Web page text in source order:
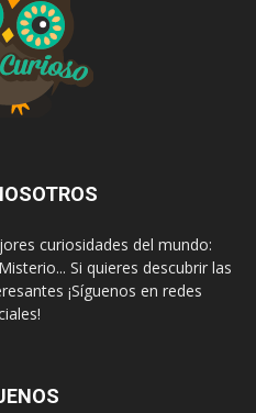
curiosidades del mundo:
Si quieres descubrir las
¡Síguenos en redes